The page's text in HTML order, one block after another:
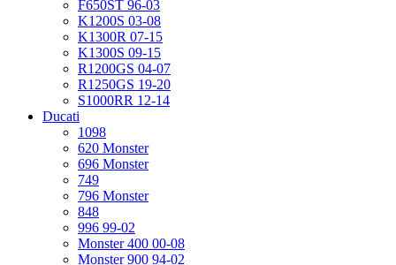
F650ST 96-03
K1200S 03-08
K1300R 07-15
K1300S 09-15
R1200GS 04-07
R1250GS 19-20
S1000RR 12-14
Ducati
1098
620 Monster
696 Monster
749
796 Monster
848
996 99-02
Monster 400 00-08
Monster 900 94-02